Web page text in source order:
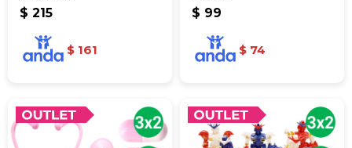
$ 215
$ 161
$ 99
$ 74